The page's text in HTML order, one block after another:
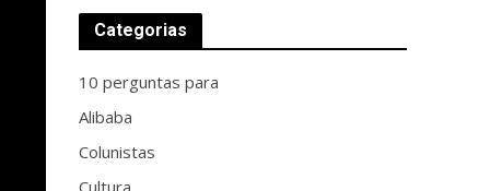
Categorias
10 perguntas para
Alibaba
Colunistas
Cultura